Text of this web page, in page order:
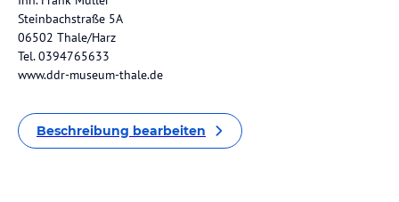
Steinbachstraße 5A
06502 Thale/Harz
Tel. 0394765633
www.ddr-museum-thale.de
Beschreibung bearbeiten